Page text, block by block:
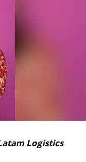
Logistics